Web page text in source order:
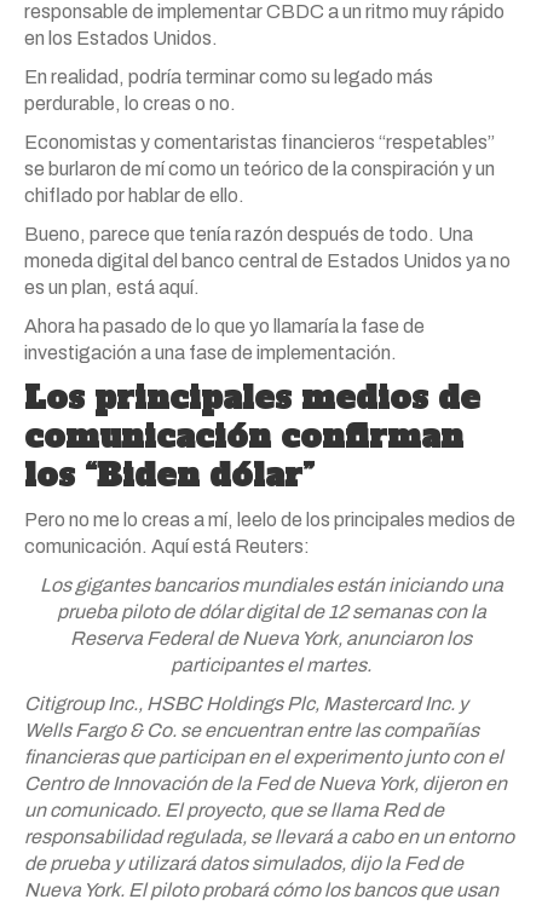
responsable de implementar CBDC a un ritmo muy rápido
en los Estados Unidos.
En realidad, podría terminar como su legado más
perdurable, lo creas o no.
Economistas y comentaristas financieros “respetables”
se burlaron de mí como un teórico de la conspiración y un
chiflado por hablar de ello.
Bueno, parece que tenía razón después de todo. Una
moneda digital del banco central de Estados Unidos ya no
es un plan, está aquí.
Ahora ha pasado de lo que yo llamaría la fase de
investigación a una fase de implementación.
Los principales medios de
comunicación confirman
los “Biden dólar”
Pero no me lo creas a mí, leelo de los principales medios de
comunicación. Aquí está Reuters:
Los gigantes bancarios mundiales están iniciando una
prueba piloto de dólar digital de 12 semanas con la
Reserva Federal de Nueva York, anunciaron los
participantes el martes.
Citigroup Inc., HSBC Holdings Plc, Mastercard Inc. y
Wells Fargo & Co. se encuentran entre las compañías
financieras que participan en el experimento junto con el
Centro de Innovación de la Fed de Nueva York, dijeron en
un comunicado. El proyecto, que se llama Red de
responsabilidad regulada, se llevará a cabo en un entorno
de prueba y utilizará datos simulados, dijo la Fed de
Nueva York. El piloto probará cómo los bancos que usan